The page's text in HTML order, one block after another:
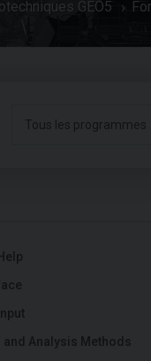
GEO5
Tous les programmes
and Analysis Methods